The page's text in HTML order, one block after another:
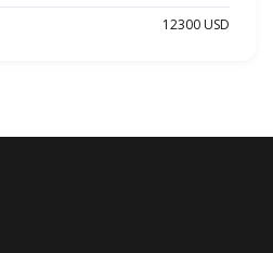
12300 USD